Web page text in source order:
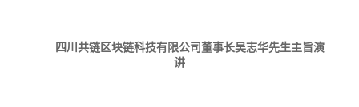
四川共链区块链科技有限公司董事长吴志华先生主旨演
讲